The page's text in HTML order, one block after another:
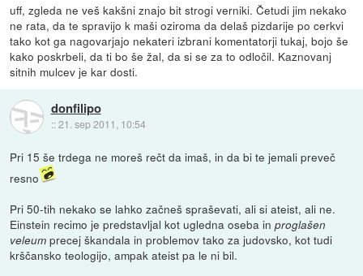
uff, zgleda ne veš kakšni znajo bit strogi verniki. Četudi jim nekako
ne rata, da te spravijo k maši oziroma da delaš pizdarije po cerkvi
tako kot ga nagovarjajo nekateri izbrani komentatorji tukaj, bojo še
kako poskrbeli, da ti bo še žal, da si se za to odločil. Kaznovanj
sitnih mulcev je kar dosti.
donfilipo
::21. sep 2011, 10:54
Pri 15 še trdega ne moreš rečt da imaš, in da bi te jemali preveč
resno
Pri 50-tih nekako se lahko začneš spraševati, ali si ateist, ali ne.
Einstein recimo je predstavljal kot ugledna oseba inproglašen
veleum precej škandala in problemov tako za judovsko, kot tudi
krščansko teologijo, ampak ateist pa le ni bil.